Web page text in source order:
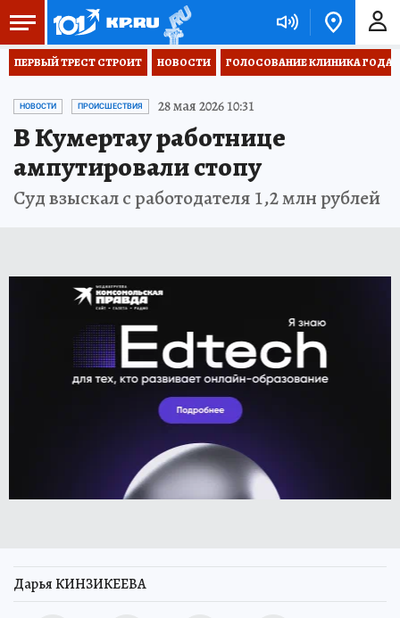
ПЕРВЫЙ ТРЕСТ СТРОИТ НОВОСТИ ГОЛОСОВАНИЕ КЛИНИКА ГОДА
НОВОСТИ ПРОИСШЕСТВИЯ 28 мая 2026 10:31
В Кумертау работнице
ампутировали стопу
Суд взыскал с работодателя 1,2 млн рублей
Дарья КИНЗИКЕЕВА